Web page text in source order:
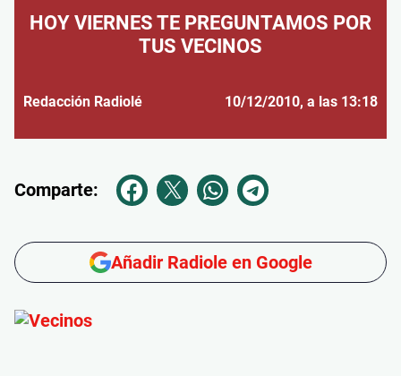
HOY VIERNES TE PREGUNTAMOS POR
TUS VECINOS
Redacción Radiolé 10/12/2010, a las 13:18
Comparte:
Añadir Radiole en Google